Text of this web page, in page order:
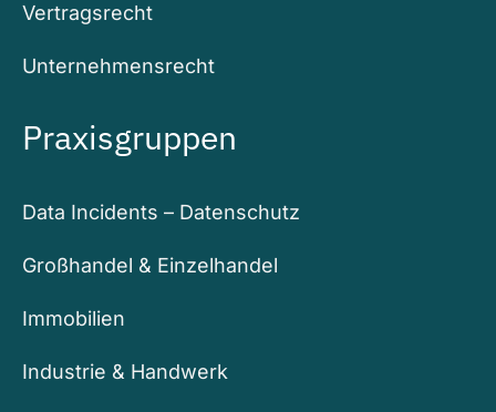
Vertragsrecht
Unternehmensrecht
Praxisgruppen
Data Incidents – Datenschutz
Großhandel & Einzelhandel
Immobilien
Industrie & Handwerk